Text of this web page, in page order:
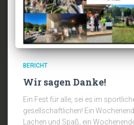
BERICHT
Wir sagen Danke!
Ein Fest für alle, sei es im
gesellschaftlichen! Ein
Lachen und Spaß, ein